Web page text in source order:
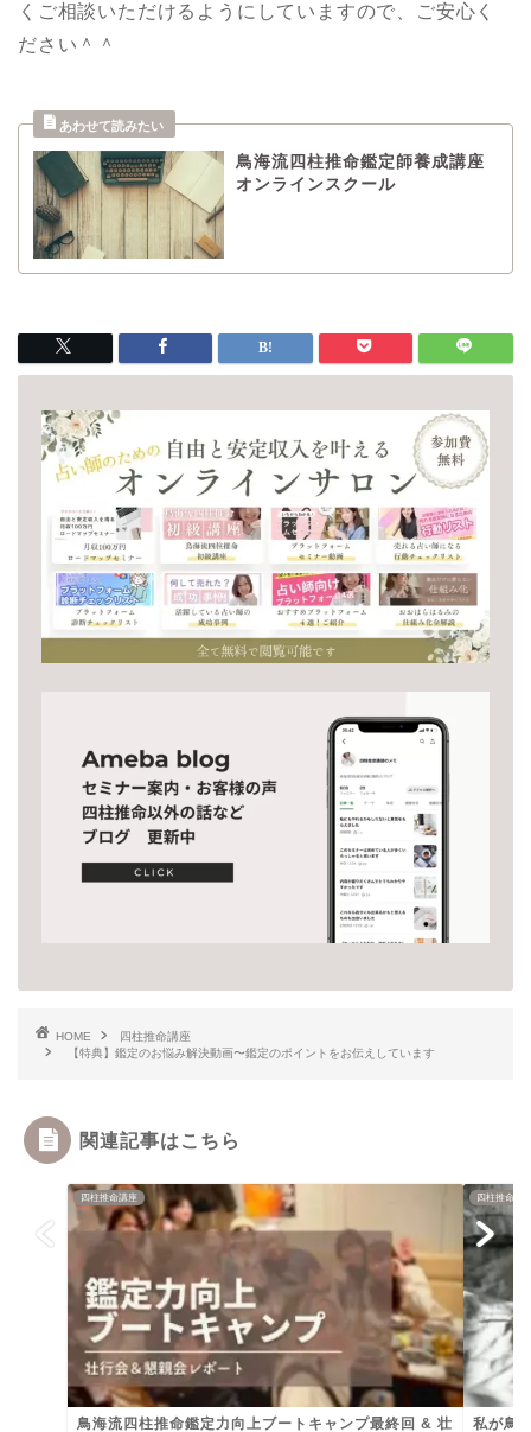
くご相談いただけるようにしていますので、ご安心く
ださい＾＾
鳥海流四柱推命鑑定師養成講座
オンラインスクール
HOME
四柱推命講座
【特典】鑑定のお悩み解決動画〜鑑定のポイントをお伝えしています
関連記事はこちら
四柱推命講座
鳥海流四柱推命鑑定力向上ブートキャンプ最終回 & 壮
四柱推命講
私が鳥